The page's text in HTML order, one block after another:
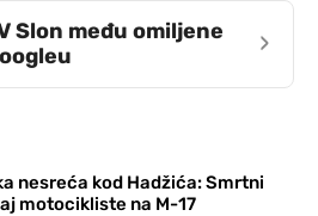
Slon među omiljene
›
nesreća kod Hadžića: Smrtni
motocikliste na M-17